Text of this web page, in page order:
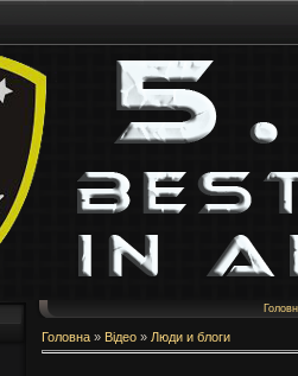
Головна » Відео » Люди и блоги